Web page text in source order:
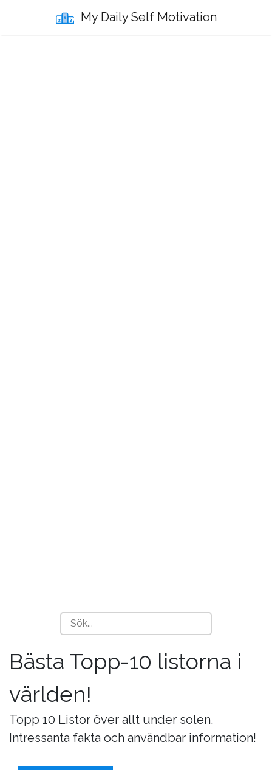
My Daily Self Motivation
Bästa Topp-10 listorna i
världen!
Topp 10 Listor över allt under solen.
Intressanta fakta och användbar information!